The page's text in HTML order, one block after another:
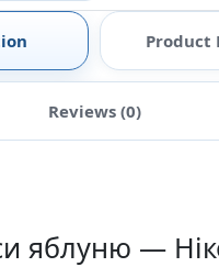
Product
Reviews (0)
яблуню —